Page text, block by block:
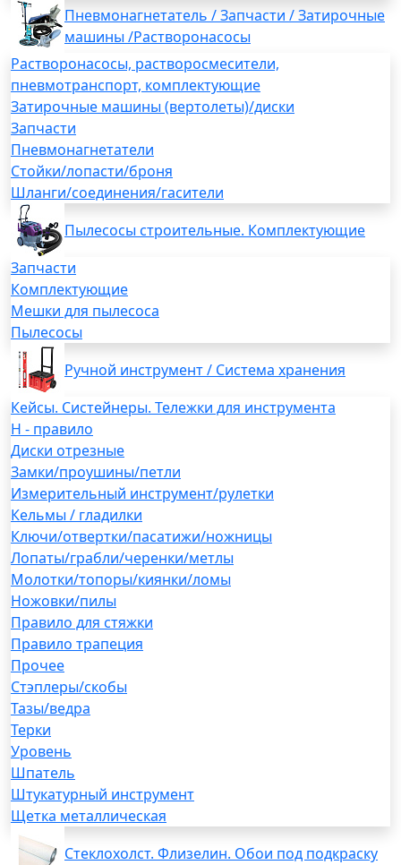
Пневмонагнетатель / Запчасти / Затирочные
машины /Растворонасосы
Растворонасосы, растворосмесители,
пневмотранспорт, комплектующие
Затирочные машины (вертолеты)/диски
Запчасти
Пневмонагнетатели
Стойки/лопасти/броня
Шланги/соединения/гасители
Пылесосы строительные. Комплектующие
Запчасти
Комплектующие
Мешки для пылесоса
Пылесосы
Ручной инструмент / Система хранения
Кейсы. Систейнеры. Тележки для инструмента
H - правило
Диски отрезные
Замки/проушины/петли
Измерительный инструмент/рулетки
Кельмы / гладилки
Ключи/отвертки/пасатижи/ножницы
Лопаты/грабли/черенки/метлы
Молотки/топоры/киянки/ломы
Ножовки/пилы
Правило для стяжки
Правило трапеция
Прочее
Стэплеры/скобы
Тазы/ведра
Терки
Уровень
Шпатель
Штукатурный инструмент
Щетка металлическая
Стеклохолст. Флизелин. Обои под подкраску